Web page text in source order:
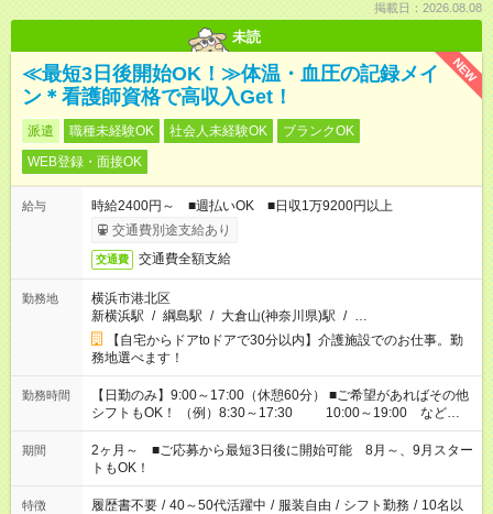
掲載日：2026.08.08
未読
NEW
≪最短3日後開始OK！≫体温・血圧の記録メイ
ン＊看護師資格で高収入Get！
派遣 職種未経験OK 社会人未経験OK
ブランクOK
WEB登録・面接OK
給与
時給2400円～ ■週払いOK ■日収1万9200円以上
交通費別途支給あり
交通費 交通費全額支給
勤務地
横浜市港北区
新横浜駅 / 綱島駅 / 大倉山(神奈川県)駅 / …
【自宅からドアtoドアで30分以内】介護施設でのお仕事。勤
務地選べます！
勤務時間
【日勤のみ】9:00～17:00（休憩60分） ■ご希望があればその他
シフトもOK！ （例）8:30～17:30 10:00～19:00 など
「家族とお休みを合わせたい」 「できれば残業はしたくない」
など、あなたのご希望に沿ったお仕事をご紹介します！ ※Wワ
ーク希望の方へ 今ご覧のお仕事で希望する勤務時間と、もう1つ
のお仕事の勤務時間。 合計で週40時間を超える場合は応募でき
ません
期間
2ヶ月～ ■ご応募から最短3日後に開始可能 8月～、9月スター
トもOK！
特徴 履歴書不要 / 40～50代活躍中 / 服装自由 / シフト勤務 / 10名以